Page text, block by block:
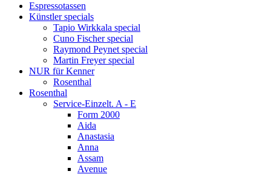
Espressotassen
Künstler specials
Tapio Wirkkala special
Cuno Fischer special
Raymond Peynet special
Martin Freyer special
NUR für Kenner
Rosenthal
Rosenthal
Service-Einzelt. A - E
Form 2000
Aida
Anastasia
Anna
Assam
Avenue